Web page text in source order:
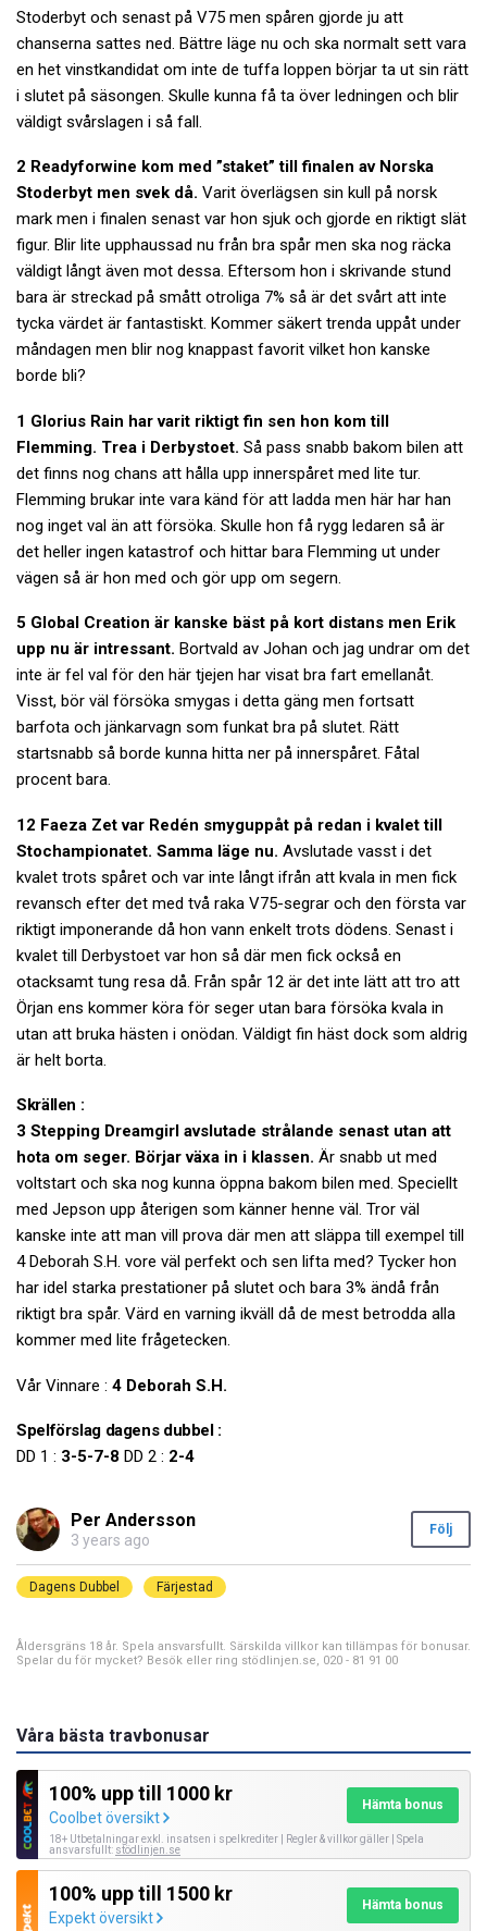
Stoderbyt och senast på V75 men spåren gjorde ju att
chanserna sattes ned. Bättre läge nu och ska normalt sett vara
en het vinstkandidat om inte de tuffa loppen börjar ta ut sin rätt
i slutet på säsongen. Skulle kunna få ta över ledningen och blir
väldigt svårslagen i så fall.
2 Readyforwine kom med ”staket” till finalen av Norska
Stoderbyt men svek då. Varit överlägsen sin kull på norsk
mark men i finalen senast var hon sjuk och gjorde en riktigt slät
figur. Blir lite upphaussad nu från bra spår men ska nog räcka
väldigt långt även mot dessa. Eftersom hon i skrivande stund
bara är streckad på smått otroliga 7% så är det svårt att inte
tycka värdet är fantastiskt. Kommer säkert trenda uppåt under
måndagen men blir nog knappast favorit vilket hon kanske
borde bli?
1 Glorius Rain har varit riktigt fin sen hon kom till
Flemming. Trea i Derbystoet. Så pass snabb bakom bilen att
det finns nog chans att hålla upp innerspåret med lite tur.
Flemming brukar inte vara känd för att ladda men här har han
nog inget val än att försöka. Skulle hon få rygg ledaren så är
det heller ingen katastrof och hittar bara Flemming ut under
vägen så är hon med och gör upp om segern.
5 Global Creation är kanske bäst på kort distans men Erik
upp nu är intressant. Bortvald av Johan och jag undrar om det
inte är fel val för den här tjejen har visat bra fart emellanåt.
Visst, bör väl försöka smygas i detta gäng men fortsatt
barfota och jänkarvagn som funkat bra på slutet. Rätt
startsnabb så borde kunna hitta ner på innerspåret. Fåtal
procent bara.
12 Faeza Zet var Redén smyguppåt på redan i kvalet till
Stochampionatet. Samma läge nu. Avslutade vasst i det
kvalet trots spåret och var inte långt ifrån att kvala in men fick
revansch efter det med två raka V75-segrar och den första var
riktigt imponerande då hon vann enkelt trots dödens. Senast i
kvalet till Derbystoet var hon så där men fick också en
otacksamt tung resa då. Från spår 12 är det inte lätt att tro att
Örjan ens kommer köra för seger utan bara försöka kvala in
utan att bruka hästen i onödan. Väldigt fin häst dock som aldrig
är helt borta.
Skrällen :
3 Stepping Dreamgirl avslutade strålande senast utan att
hota om seger. Börjar växa in i klassen. Är snabb ut med
voltstart och ska nog kunna öppna bakom bilen med. Speciellt
med Jepson upp återigen som känner henne väl. Tror väl
kanske inte att man vill prova där men att släppa till exempel till
4 Deborah S.H. vore väl perfekt och sen lifta med? Tycker hon
har idel starka prestationer på slutet och bara 3% ändå från
riktigt bra spår. Värd en varning ikväll då de mest betrodda alla
kommer med lite frågetecken.
Vår Vinnare : 4 Deborah S.H.
Spelförslag dagens dubbel :
DD 1 : 3-5-7-8 DD 2 : 2-4
Per Andersson
3 years ago
Följ
Dagens Dubbel Färjestad
Åldersgräns 18 år. Spela ansvarsfullt. Särskilda villkor kan tillämpas för bonusar.
Spelar du för mycket? Besök eller ring stödlinjen.se, 020 - 81 91 00
Våra bästa travbonusar
100% upp till 1000 kr
Coolbet översikt
Hämta bonus
18+ Utbetalningar exkl. insatsen i spelkrediter | Regler & villkor gäller | Spela
ansvarsfullt: stödlinjen.se
100% upp till 1500 kr
Expekt översikt
Hämta bonus